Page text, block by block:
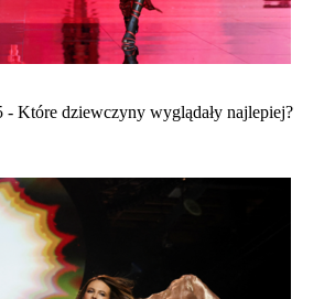
- Które dziewczyny wyglądały najlepiej?